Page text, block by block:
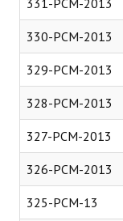
Dictámenes
Actas de Sesión
Informes de
Ejecución
Actas de
NORMATIVA
Comunicaciones
331-PCM-2013
330-PCM-2013
329-PCM-2013
328-PCM-2013
327-PCM-2013
326-PCM-2013
325-PCM-13